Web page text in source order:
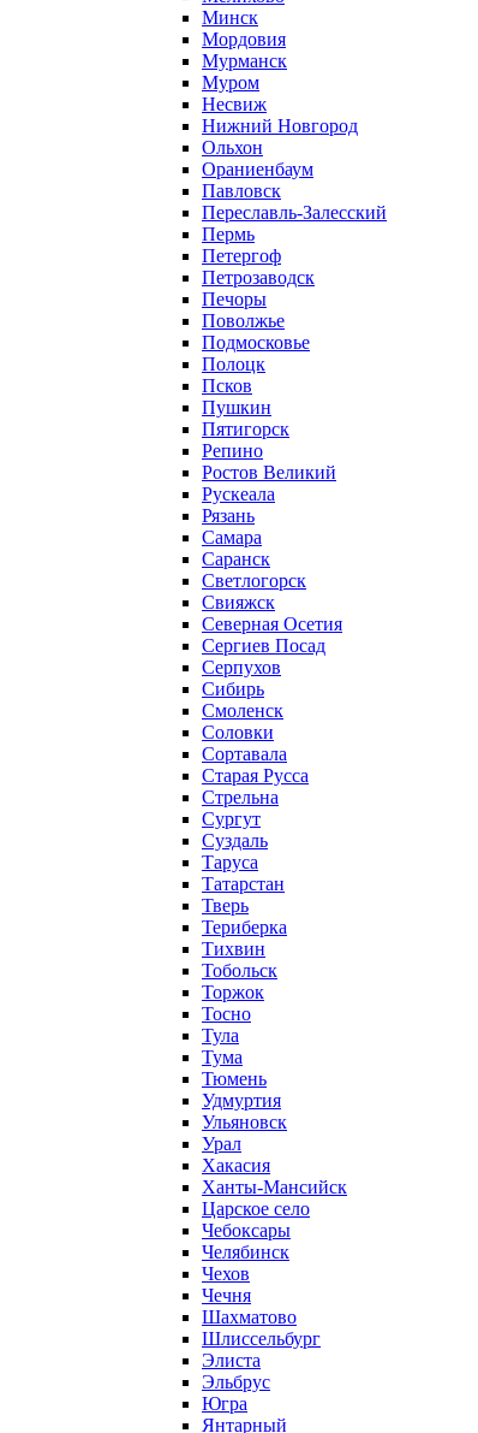
Минск
Мордовия
Мурманск
Муром
Несвиж
Нижний Новгород
Ольхон
Ораниенбаум
Павловск
Переславль-Залесский
Пермь
Петергоф
Петрозаводск
Печоры
Поволжье
Подмосковье
Полоцк
Псков
Пушкин
Пятигорск
Репино
Ростов Великий
Рускеала
Рязань
Самара
Саранск
Светлогорск
Свияжск
Северная Осетия
Сергиев Посад
Серпухов
Сибирь
Смоленск
Соловки
Сортавала
Старая Русса
Стрельна
Сургут
Суздаль
Таруса
Татарстан
Тверь
Териберка
Тихвин
Тобольск
Торжок
Тосно
Тула
Тума
Тюмень
Удмуртия
Ульяновск
Урал
Хакасия
Ханты-Мансийск
Царское село
Чебоксары
Челябинск
Чехов
Чечня
Шахматово
Шлиссельбург
Элиста
Эльбрус
Югра
Янтарный